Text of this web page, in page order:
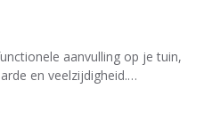
aanvulling op je tuin,
en veelzijdigheid.…